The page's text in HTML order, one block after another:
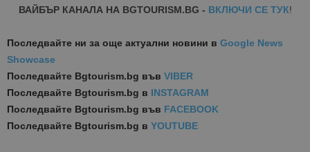
ВАЙБЪР КАНАЛА НА BGTOURISM.BG - ВКЛЮЧИ СЕ ТУК!
Последвайте ни за още актуални новини в Google News
Showcase
Последвайте Bgtourism.bg във VIBER
Последвайте Bgtourism.bg в INSTAGRAM
Последвайте Bgtourism.bg във FACEBOOK
Последвайте Bgtourism.bg в YOUTUBE